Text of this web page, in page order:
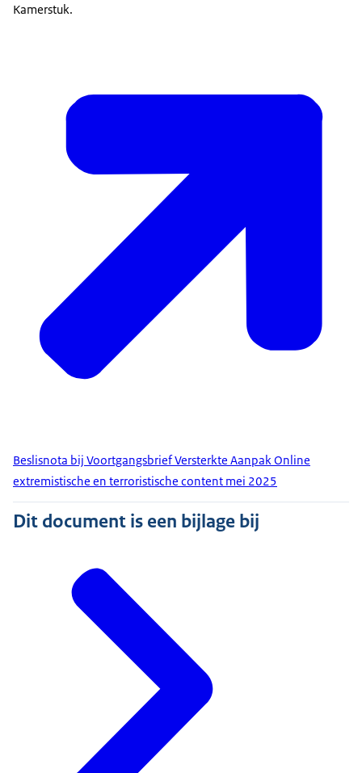
Kamerstuk.
Beslisnota bij Voortgangsbrief Versterkte Aanpak Online
extremistische en terroristische content mei 2025
Dit document is een bijlage bij